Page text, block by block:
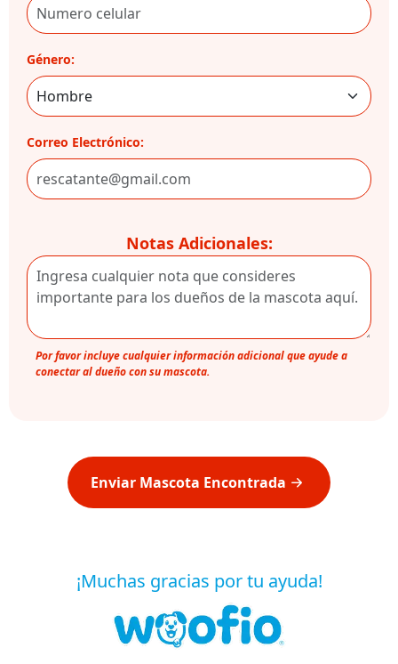
Género:
Correo Electrónico:
Notas Adicionales:
Por favor incluye cualquier información adicional que ayude a
conectar al dueño con su mascota.
Enviar Mascota Encontrada
¡Muchas gracias por tu ayuda!